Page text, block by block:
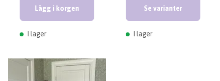
Lägg i korgen
I lager
Se varianter
I lager